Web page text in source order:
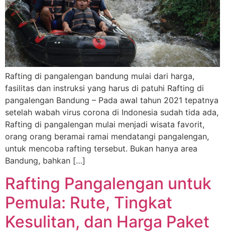
Rafting di pangalengan bandung mulai dari harga,
fasilitas dan instruksi yang harus di patuhi Rafting di
pangalengan Bandung – Pada awal tahun 2021 tepatnya
setelah wabah virus corona di Indonesia sudah tida ada,
Rafting di pangalengan mulai menjadi wisata favorit,
orang orang beramai ramai mendatangi pangalengan,
untuk mencoba rafting tersebut. Bukan hanya area
Bandung, bahkan […]
Rafting Pangalengan untuk
Pemula: Rute, Tingkat
Kesulitan, dan Harga Paket